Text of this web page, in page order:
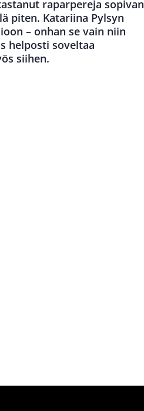
raparpereja sopivan
piten. Katariina Pylsyn
– onhan se vain niin
helposti soveltaa
siihen.